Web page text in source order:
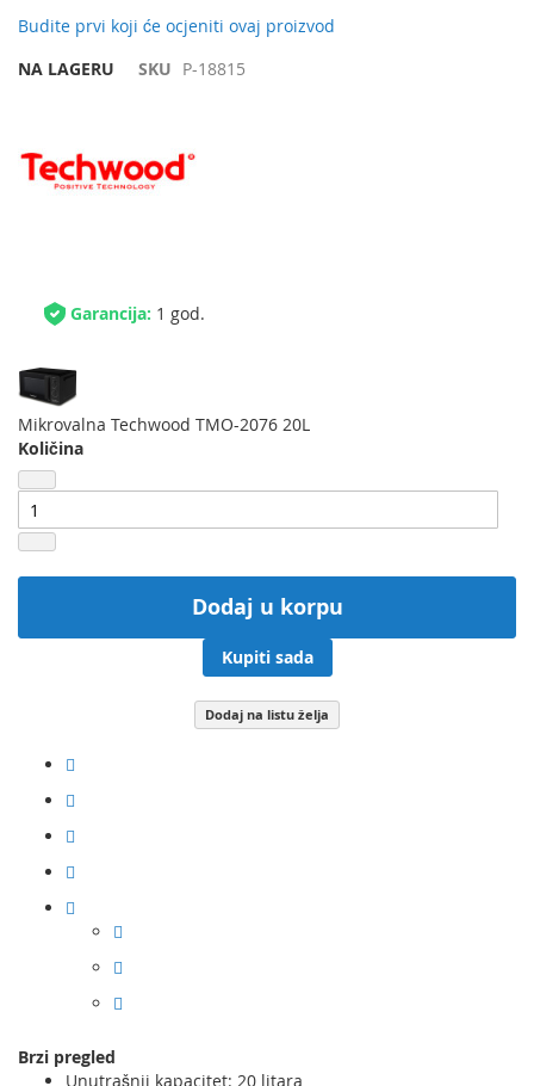
Budite prvi koji će ocjeniti ovaj proizvod
NA LAGERU
SKU P-18815
Garancija: 1 god.
Mikrovalna Techwood TMO-2076 20L
Količina
Dodaj u korpu
Kupiti sada
Dodaj na listu želja
Brzi pregled
Unutrašnji kapacitet: 20 litara